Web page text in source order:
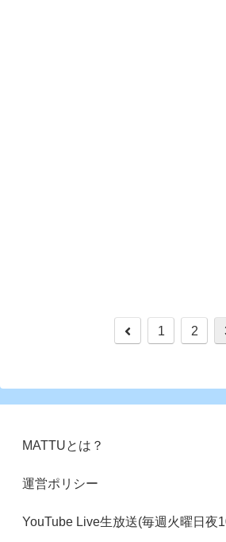
前
1 2
MATTUとは？
運営ポリシー
YouTube Live生放送(毎週火曜日夜